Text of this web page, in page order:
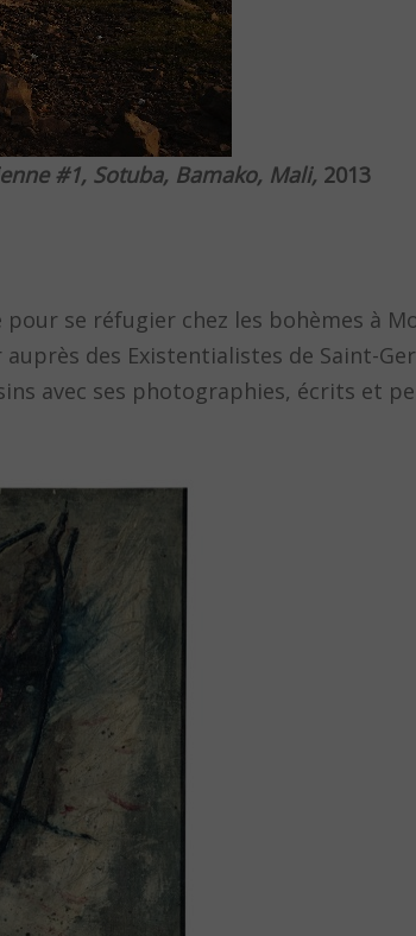
#1, Sotuba, Bamako, Mali, 2013
se réfugier chez les bohèmes à
des Existentialistes de Saint-
avec ses photographies, écrits et